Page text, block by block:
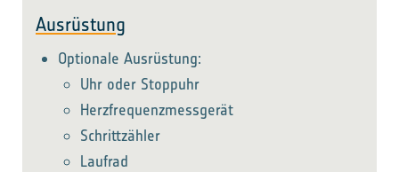
Ausrüstung
Optionale Ausrüstung:
Uhr oder Stoppuhr
Herzfrequenzmessgerät
Schrittzähler
Laufrad